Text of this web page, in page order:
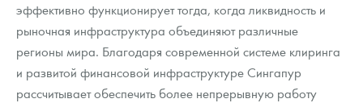
эффективно функционирует тогда, когда ликвидность и
рыночная инфраструктура объединяют различные
регионы мира. Благодаря современной системе клиринга
и развитой финансовой инфраструктуре Сингапур
рассчитывает обеспечить более непрерывную работу